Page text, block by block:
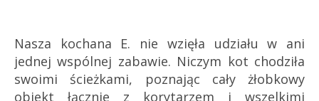
Nasza kochana E. nie wzięła udziału w ani
jednej wspólnej zabawie. Niczym kot chodziła
swoimi ścieżkami, poznając cały żłobkowy
obiekt łącznie z korytarzem i wszelkimi